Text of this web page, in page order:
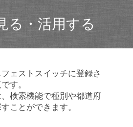
る・活用する
ェストスイッチに登録さ
す。
検索機能で種別や都道府
ことができます。